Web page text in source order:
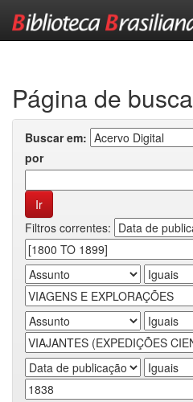
Página de busca
Buscar em:
por
Filtros correntes: